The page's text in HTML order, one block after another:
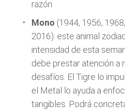
razón
Mono (1944, 1956,
2016): este animal
intensidad de esta
debe prestar atención a
desafíos. El Tigre lo
el Metal lo ayuda a
tangibles. Podrá